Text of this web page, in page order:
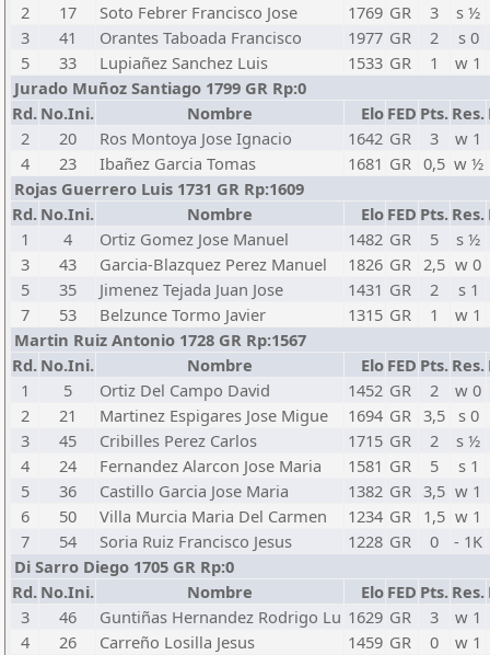
2
17 Soto Febrer Francisco Jose 1769 GR 3
s ½
3
41 Orantes Taboada Francisco 1977 GR 2
s 0
5
33 Lupiañez Sanchez Luis 1533 GR 1
w 1
Jurado Muñoz Santiago 1799 GR Rp:0
Rd. No.Ini. Nombre Elo FED Pts. Res.
2
20 Ros Montoya Jose Ignacio 1642 GR 3
w 1
4
23 Ibañez Garcia Tomas 1681 GR 0,5 w ½
Rojas Guerrero Luis 1731 GR Rp:1609
Rd. No.Ini. Nombre Elo FED Pts. Res.
1
4 Ortiz Gomez Jose Manuel 1482 GR 5
s ½
3
43 Garcia-Blazquez Perez Manuel 1826 GR 2,5 w 0
5
35 Jimenez Tejada Juan Jose 1431 GR 2
s 1
7
53 Belzunce Tormo Javier 1315 GR 1
w 1
Martin Ruiz Antonio 1728 GR Rp:1567
Rd. No.Ini. Nombre Elo FED Pts. Res.
1
5 Ortiz Del Campo David 1452 GR 2
w 0
2
21 Martinez Espigares Jose Migue 1694 GR 3,5 s 0
3
45 Cribilles Perez Carlos 1715 GR 2
s ½
4
24 Fernandez Alarcon Jose Maria 1581 GR 5
s 1
5
36 Castillo Garcia Jose Maria 1382 GR 3,5 w 1
6
50 Villa Murcia Maria Del Carmen 1234 GR 1,5 w 1
7
54 Soria Ruiz Francisco Jesus 1228 GR 0
- 1K
Di Sarro Diego 1705 GR Rp:0
Rd. No.Ini. Nombre Elo FED Pts. Res.
3
46 Guntiñas Hernandez Rodrigo Lu 1629 GR 3
w 1
4
26 Carreño Losilla Jesus 1459 GR 0
w 1